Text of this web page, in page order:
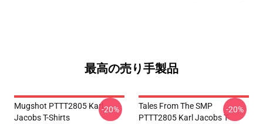
最高の売り手製品
Mugshot PTTT2805 Karl
Jacobs T-Shirts
-20%
Tales From The SMP
PTTT2805 Karl Jacobs T-
-20%